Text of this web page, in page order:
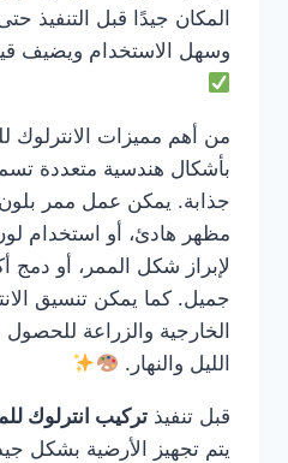
المكان جيدًا قبل التنفيذ
وسهل الاستخدام ويضيف
من أهم مميزات الانترلوك
بأشكال هندسية متعددة
جذابة. يمكن عمل ممر
مظهر هادئ، أو استخدام
لإبراز شكل الممر، أو
جميل. كما يمكن تنسيق
الخارجية والزراعة
الليل والنهار.
قبل تنفيذ تركيب انترلوك
يتم تجهيز الأرضية بشكل